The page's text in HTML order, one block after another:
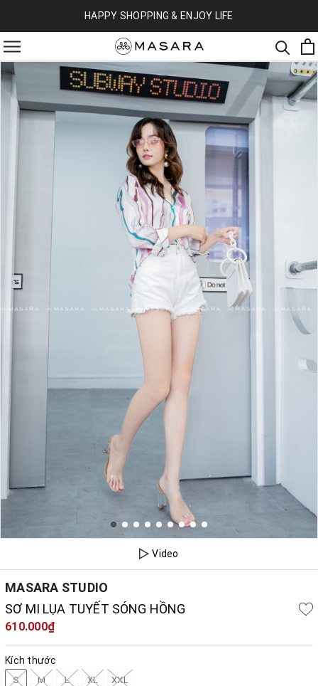
HAPPY SHOPPING & ENJOY LIFE
Video
MASARA STUDIO
SƠ MI LỤA TUYẾT SÓNG HỒNG
610.000₫
Kích thước
S M L XL XXL